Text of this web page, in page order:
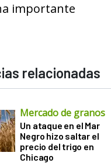
importante
relacionadas
Mercado de granos
Un ataque en el Mar
Negro hizo saltar el
precio del trigo en
Chicago